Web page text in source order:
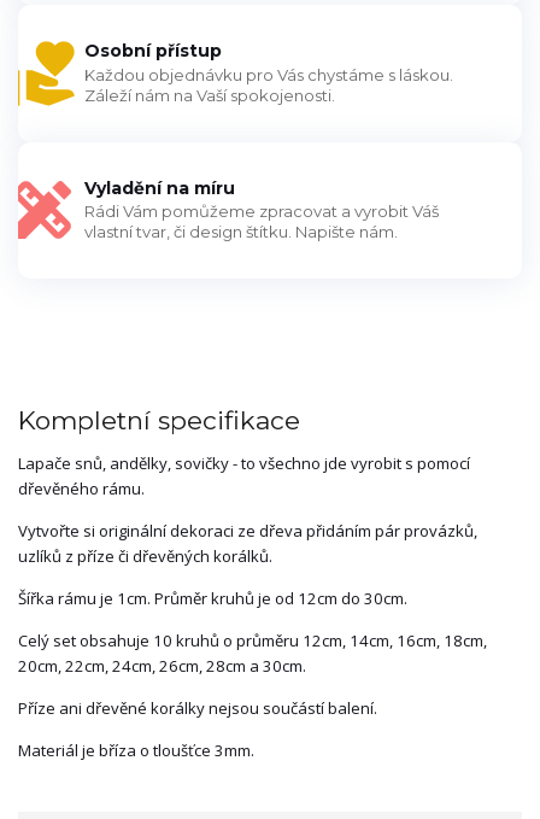
Osobní přístup
Každou objednávku pro Vás chystáme s láskou.
Záleží nám na Vaší spokojenosti.
Vyladění na míru
Rádi Vám pomůžeme zpracovat a vyrobit Váš
vlastní tvar, či design štítku. Napište nám.
Kompletní specifikace
Lapače snů, andělky, sovičky - to všechno jde vyrobit s pomocí
dřevěného rámu.
Vytvořte si originální dekoraci ze dřeva přidáním pár provázků,
uzlíků z příze či dřevěných korálků.
Šířka rámu je 1cm. Průměr kruhů je od 12cm do 30cm.
Celý set obsahuje 10 kruhů o průměru 12cm, 14cm, 16cm, 18cm,
20cm, 22cm, 24cm, 26cm, 28cm a 30cm.
Příze ani dřevěné korálky nejsou součástí balení.
Materiál je bříza o tloušťce 3mm.